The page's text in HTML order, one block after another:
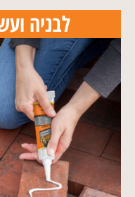
לבניה